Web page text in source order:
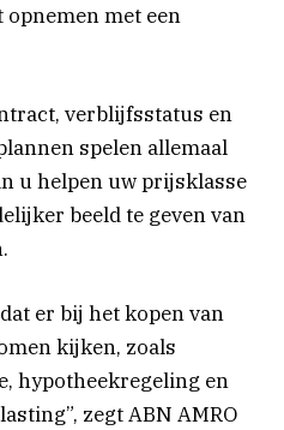
met een
verblijfsstatus en
spelen allemaal
u helpen uw prijsklasse
beeld te geven van
er bij het kopen van
kijken, zoals
hypotheekregeling en
zegt ABN AMRO